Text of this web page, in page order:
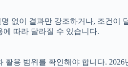
없이 결과만 강조하거나, 조건이
따라 달라질 수 있습니다.
용 범위를 확인해야 합니다. 2026